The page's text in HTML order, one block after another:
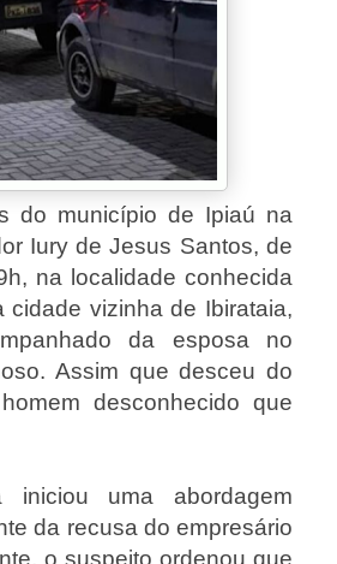
do município de Ipiaú na
Iury de Jesus Santos, de
na localidade conhecida
vizinha de Ibirataia,
da esposa no
Assim que desceu do
desconhecido que
iniciou uma abordagem
da recusa do empresário
o suspeito ordenou que